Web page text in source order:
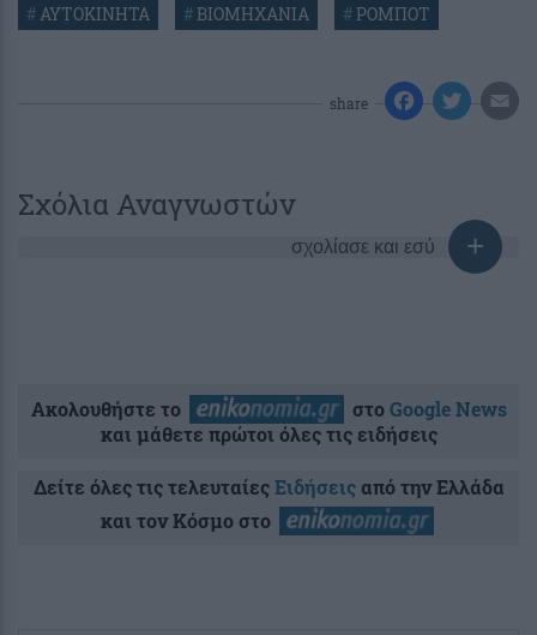
#ΑΥΤΟΚΙΝΗΤΑ #ΒΙΟΜΗΧΑΝΙΑ #ΡΟΜΠΟΤ
share
Σχόλια Αναγνωστών
σχολίασε και εσύ
Ακολουθήστε το στοGoogle News
και μάθετε πρώτοι όλες τις ειδήσεις
Δείτε όλες τις τελευταίεςΕιδήσειςαπό την Ελλάδα
και τον Κόσμο στο